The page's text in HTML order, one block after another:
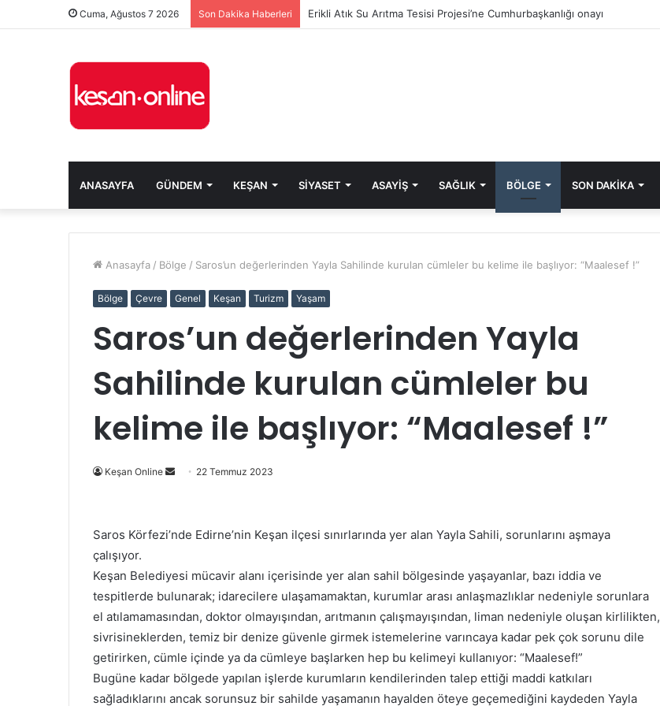
Cuma, Ağustos 7 2026 Son Dakika Haberleri Erikli Atık Su Arıtma Tesisi Projesi’ne Cumhurbaşkanlığı onayı
ANASAYFA GÜNDEM KEŞAN SIYASET ASAYIŞ SAĞLIK BÖLGE SON DAKIKA
Anasayfa / Bölge / Saros’un değerlerinden Yayla Sahilinde kurulan cümleler bu kelime ile başlıyor: “Maalesef !”
Bölge Çevre Genel Keşan Turizm Yaşam
Saros’un değerlerinden Yayla
Sahilinde kurulan cümleler bu
kelime ile başlıyor: “Maalesef !”
Keşan Online
Bir
göndermek
22 Temmuz 2023
Saros Körfezi’nde Edirne’nin Keşan ilçesi sınırlarında yer alan Yayla Sahili, sorunlarını aşmaya
çalışıyor.
Keşan Belediyesi mücavir alanı içerisinde yer alan sahil bölgesinde yaşayanlar, bazı iddia ve
tespitlerde bulunarak; idarecilere ulaşamamaktan, kurumlar arası anlaşmazlıklar nedeniyle sorunlara
el atılamamasından, doktor olmayışından, arıtmanın çalışmayışından, liman nedeniyle oluşan kirlilikten,
sivrisineklerden, temiz bir denize güvenle girmek istemelerine varıncaya kadar pek çok sorunu dile
getirirken, cümle içinde ya da cümleye başlarken hep bu kelimeyi kullanıyor: “Maalesef!”
Bugüne kadar bölgede yapılan işlerde kurumların kendilerinden talep ettiği maddi katkıları
sağladıklarını ancak sorunsuz bir sahilde yaşamanın hayalden öteye geçemediğini kaydeden Yayla